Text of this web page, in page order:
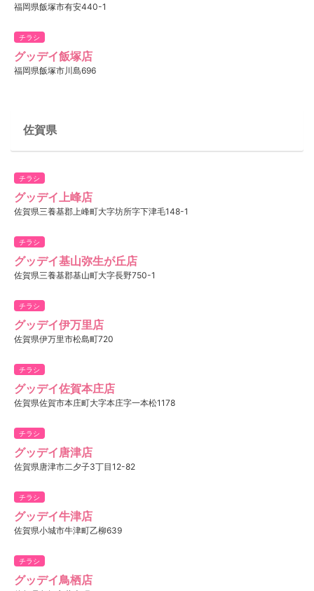
福岡県飯塚市有安440-1
チラシ
グッデイ飯塚店
福岡県飯塚市川島696
佐賀県
チラシ
グッデイ上峰店
佐賀県三養基郡上峰町大字坊所字下津毛148-1
チラシ
グッデイ基山弥生が丘店
佐賀県三養基郡基山町大字長野750-1
チラシ
グッデイ伊万里店
佐賀県伊万里市松島町720
チラシ
グッデイ佐賀本庄店
佐賀県佐賀市本庄町大字本庄字一本松1178
チラシ
グッデイ唐津店
佐賀県唐津市二夕子3丁目12-82
チラシ
グッデイ牛津店
佐賀県小城市牛津町乙柳639
チラシ
グッデイ鳥栖店